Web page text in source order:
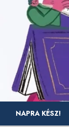
NAPRA KÉSZ!